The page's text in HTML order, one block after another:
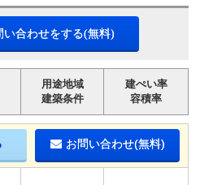
い合わせをする(無料)
用途地域
建築条件
建ぺい率
容積率
お問い合わせ(無料)